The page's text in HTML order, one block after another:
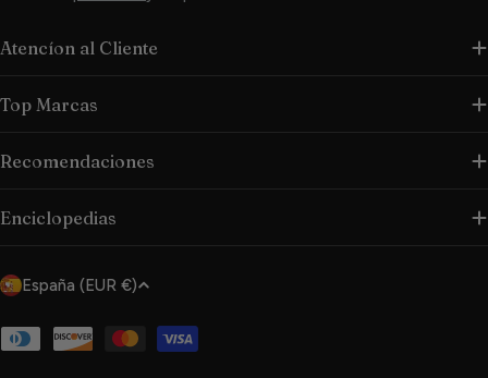
Atencíon al Cliente
Top Marcas
Recomendaciones
Enciclopedias
P
í
España (EUR €)
Métodos